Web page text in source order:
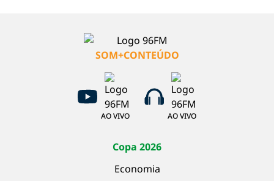
SOM+CONTEÚDO
AO VIVO AO VIVO
Copa 2026
Economia